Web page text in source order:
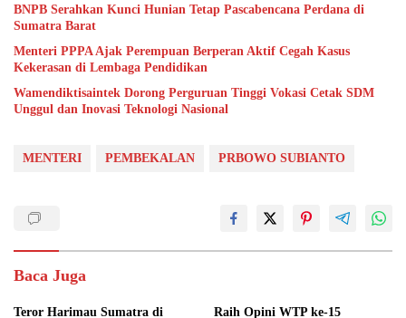
BNPB Serahkan Kunci Hunian Tetap Pascabencana Perdana di
Sumatra Barat
Menteri PPPA Ajak Perempuan Berperan Aktif Cegah Kasus
Kekerasan di Lembaga Pendidikan
Wamendiktisaintek Dorong Perguruan Tinggi Vokasi Cetak SDM
Unggul dan Inovasi Teknologi Nasional
MENTERI PEMBEKALAN PRBOWO SUBIANTO
Baca Juga
Teror Harimau Sumatra di Raih Opini WTP ke-15